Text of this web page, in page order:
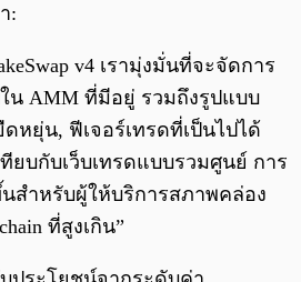
:
v4 เรามุ่งมั่นที่จะจัดการ
AMM ที่มีอยู่ รวมถึงรูปแบบ
หยุ่น, ฟีเจอร์เทรดที่เป็นไปได้
ยบกับเว็บเทรดแบบรวมศูนย์ การ
สำหรับผู้ให้บริการสภาพคล่อง
ที่สูงเกิน”